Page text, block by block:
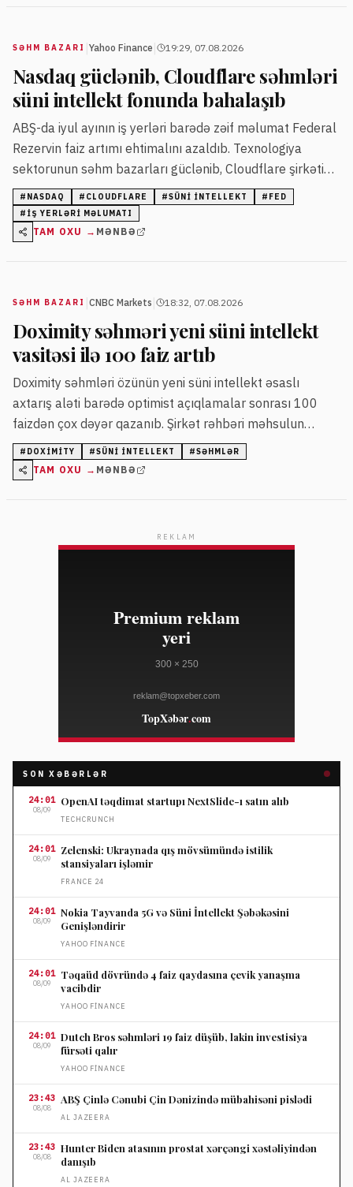
SƏHM BAZARI Yahoo Finance 19:29, 07.08.2026
Nasdaq güclənib, Cloudflare səhmləri
süni intellekt fonunda bahalaşıb
ABŞ-da iyul ayının iş yerləri barədə zəif məlumat Federal
Rezervin faiz artımı ehtimalını azaldıb. Texnologiya
sektorunun səhm bazarları güclənib, Cloudflare şirkətinin
səhmləri xüsusilə bahalaşıb.
# NASDAQ # CLOUDFLARE #SÜNI INTELLEKT # FED
# IŞ YERLƏRI MƏLUMATI
TAM OXU → MƏNBƏ
SƏHM BAZARI CNBC Markets 18:32, 07.08.2026
Doximity səhməri yeni süni intellekt
vasitəsi ilə 100 faiz artıb
Doximity səhmləri özünün yeni süni intellekt əsaslı
axtarış aləti barədə optimist açıqlamalar sonrası 100
faizdən çox dəyər qazanıb. Şirkət rəhbəri məhsulun
xərclərindən 10 dəfə çox gəlir gətirdiyini bildirib.
# DOXIMITY #SÜNI INTELLEKT #SƏHMLƏR
TAM OXU → MƏNBƏ
REKLAM
SON XƏBƏRLƏR
24:01
08/09
OpenAI təqdimat startupı NextSlide-ı satın alıb
TECHCRUNCH
24:01
08/09
Zelenski: Ukraynada qış mövsümündə istilik
stansiyaları işləmir
FRANCE 24
24:01
08/09
Nokia Tayvanda 5G və Süni İntellekt Şəbəkəsini
Genişləndirir
YAHOO FINANCE
24:01
08/09
Təqaüd dövründə 4 faiz qaydasına çevik yanaşma
vacibdir
YAHOO FINANCE
24:01
08/09
Dutch Bros səhmləri 19 faiz düşüb, lakin investisiya
fürsəti qalır
YAHOO FINANCE
23:43
08/08
ABŞ Çinlə Cənubi Çin Dənizində mübahisəni pislədi
AL JAZEERA
23:43
08/08
Hunter Biden atasının prostat xərçəngi xəstəliyindən
danışıb
AL JAZEERA